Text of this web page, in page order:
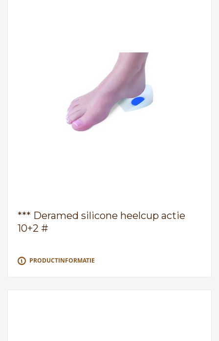
*** Deramed silicone heelcup actie
10+2 #
PRODUCTINFORMATIE